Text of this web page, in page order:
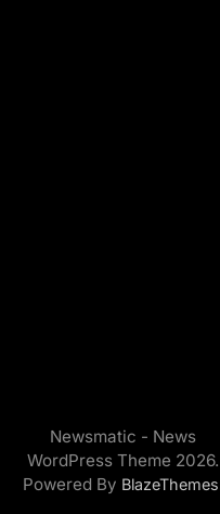
Newsmatic - News
WordPress Theme 2026.
Powered By BlazeThemes